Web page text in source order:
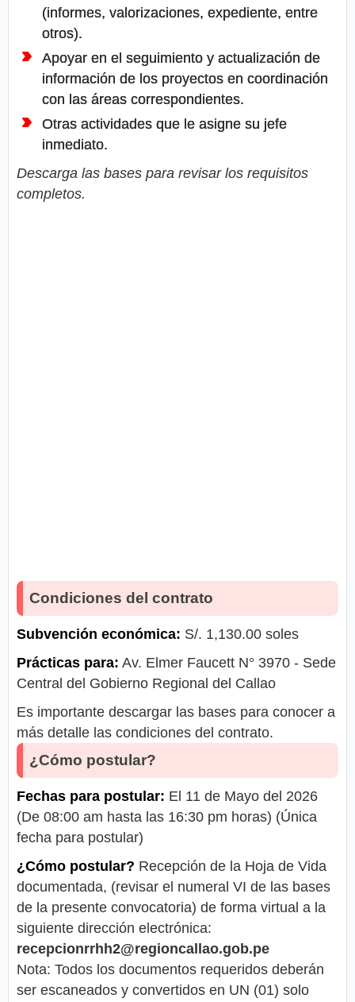
(informes, valorizaciones, expediente, entre
otros).
Apoyar en el seguimiento y actualización de
información de los proyectos en coordinación
con las áreas correspondientes.
Otras actividades que le asigne su jefe
inmediato.
Descarga las bases para revisar los requisitos
completos.
Condiciones del contrato
Subvención económica: S/. 1,130.00 soles
Prácticas para: Av. Elmer Faucett N° 3970 - Sede
Central del Gobierno Regional del Callao
Es importante descargar las bases para conocer a
más detalle las condiciones del contrato.
¿Cómo postular?
Fechas para postular: El 11 de Mayo del 2026
(De 08:00 am hasta las 16:30 pm horas) (Única
fecha para postular)
¿Cómo postular? Recepción de la Hoja de Vida
documentada, (revisar el numeral VI de las bases
de la presente convocatoria) de forma virtual a la
siguiente dirección electrónica:
recepcionrrhh2@regioncallao.gob.pe
Nota: Todos los documentos requeridos deberán
ser escaneados y convertidos en UN (01) solo